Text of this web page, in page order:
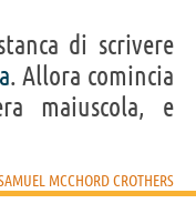
di scrivere
. Allora comincia
maiuscola, e
MCCHORD CROTHERS